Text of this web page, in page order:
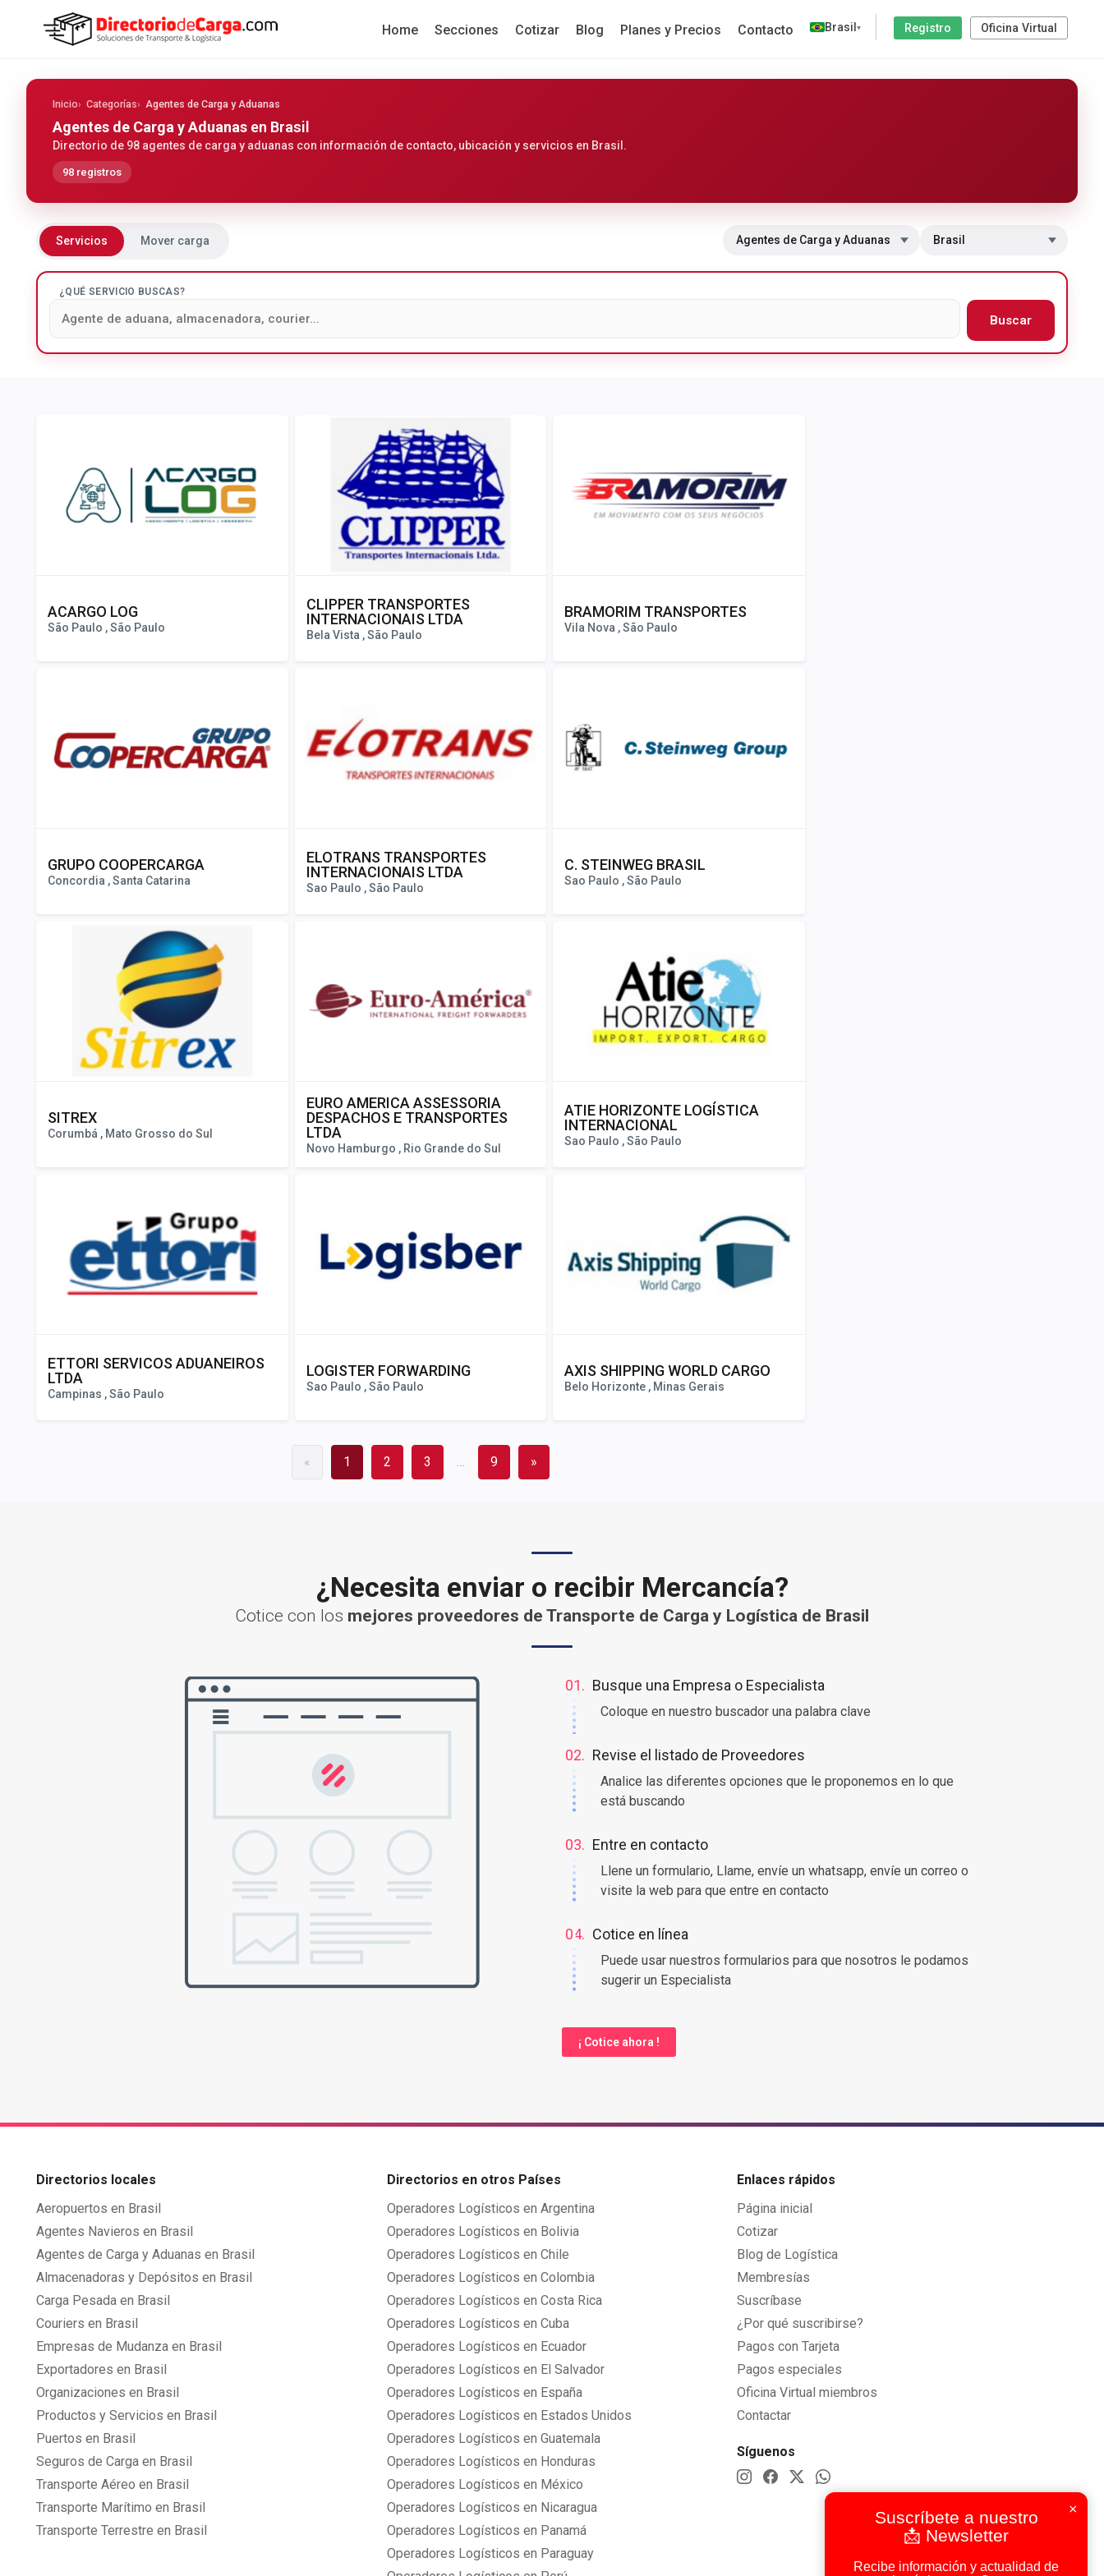
Registro Oficina Virtual
Home Secciones Cotizar Blog Planes y Precios Contacto Brasil▾
Inicio Categorías Agentes de Carga y Aduanas
Agentes de Carga y Aduanas en Brasil
Directorio de 98 agentes de carga y aduanas con información de contacto, ubicación y servicios en Brasil.
98 registros
Servicios Mover carga Ir a sección Cambiar de país
¿QUÉ SERVICIO BUSCAS?
Buscar
ACARGO LOG
São Paulo , São Paulo
CLIPPER TRANSPORTES
INTERNACIONAIS LTDA
Bela Vista , São Paulo
BRAMORIM TRANSPORTES
Vila Nova , São Paulo
GRUPO COOPERCARGA
Concordia , Santa Catarina
ELOTRANS TRANSPORTES
INTERNACIONAIS LTDA
Sao Paulo , São Paulo
C. STEINWEG BRASIL
Sao Paulo , São Paulo
SITREX
Corumbá , Mato Grosso do Sul
EURO AMERICA ASSESSORIA
DESPACHOS E TRANSPORTES
LTDA
Novo Hamburgo , Rio Grande do Sul
ATIE HORIZONTE LOGÍSTICA
INTERNACIONAL
Sao Paulo , São Paulo
ETTORI SERVICOS ADUANEIROS
LTDA
Campinas , São Paulo
LOGISTER FORWARDING
Sao Paulo , São Paulo
AXIS SHIPPING WORLD CARGO
Belo Horizonte , Minas Gerais
« 1 2 3 … 9 »
¿Necesita enviar o recibir Mercancía?
Cotice con los mejores proveedores de Transporte de Carga y Logística de Brasil
01. Busque una Empresa o Especialista
Coloque en nuestro buscador una palabra clave
02. Revise el listado de Proveedores
Analice las diferentes opciones que le proponemos en lo que
está buscando
03. Entre en contacto
Llene un formulario, Llame, envíe un whatsapp, envíe un correo o
visite la web para que entre en contacto
04. Cotice en línea
Puede usar nuestros formularios para que nosotros le podamos
sugerir un Especialista
¡ Cotice ahora !
×
Suscríbete a nuestro
📩 Newsletter
Recibe información y actualidad de
Directorios locales
Aeropuertos en Brasil
Agentes Navieros en Brasil
Agentes de Carga y Aduanas en Brasil
Almacenadoras y Depósitos en Brasil
Carga Pesada en Brasil
Couriers en Brasil
Empresas de Mudanza en Brasil
Exportadores en Brasil
Organizaciones en Brasil
Productos y Servicios en Brasil
Puertos en Brasil
Seguros de Carga en Brasil
Transporte Aéreo en Brasil
Transporte Marítimo en Brasil
Transporte Terrestre en Brasil
Directorios en otros Países
Operadores Logísticos en Argentina
Operadores Logísticos en Bolivia
Operadores Logísticos en Chile
Operadores Logísticos en Colombia
Operadores Logísticos en Costa Rica
Operadores Logísticos en Cuba
Operadores Logísticos en Ecuador
Operadores Logísticos en El Salvador
Operadores Logísticos en España
Operadores Logísticos en Estados Unidos
Operadores Logísticos en Guatemala
Operadores Logísticos en Honduras
Operadores Logísticos en México
Operadores Logísticos en Nicaragua
Operadores Logísticos en Panamá
Operadores Logísticos en Paraguay
Enlaces rápidos
Página inicial
Cotizar
Blog de Logística
Membresías
Suscríbase
¿Por qué suscribirse?
Pagos con Tarjeta
Pagos especiales
Oficina Virtual miembros
Contactar
Síguenos